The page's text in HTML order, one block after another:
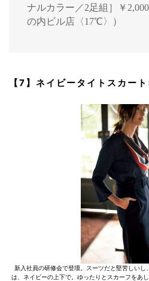
ナルカラー／2足組］￥
の内ビル店〈17℃〉）
【7】ネイビータイトスカー
新入社員の研修会で登壇。スーツだと堅苦しい
は、ネイビーの上下で。ゆったりとスカーフをあ